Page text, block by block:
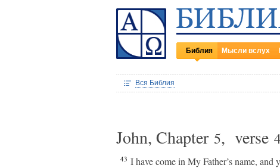
Библия Мысли вслух
Вся Библия
John, Chapter 5, verse
43 I have come in My Father’s name,